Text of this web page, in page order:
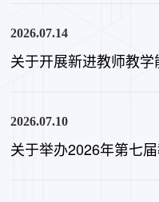
2026.07.14
关于开展新进教师教
2026.07.10
关于举办2026年第七